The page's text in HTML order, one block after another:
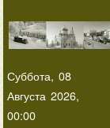
Суббота, 08
Августа 2026,
00:00